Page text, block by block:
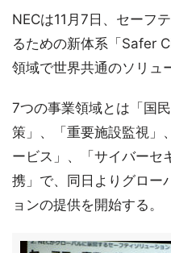
NECは11月7日、セーフ
るための新体系「Safer
領域で世界共通のソリュ
7つの事業領域とは「国
策」、「重要施設監視」
ービス」、「サイバーセ
携」で、同日よりグロー
ョンの提供を開始する。